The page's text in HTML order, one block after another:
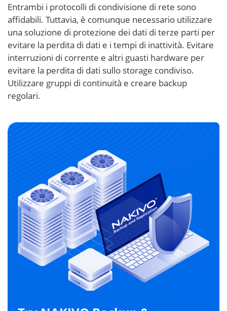
Entrambi i protocolli di condivisione di rete sono
affidabili. Tuttavia, è comunque necessario utilizzare
una soluzione di protezione dei dati di terze parti per
evitare la perdita di dati e i tempi di inattività. Evitare
interruzioni di corrente e altri guasti hardware per
evitare la perdita di dati sullo storage condiviso.
Utilizzare gruppi di continuità e creare backup
regolari.